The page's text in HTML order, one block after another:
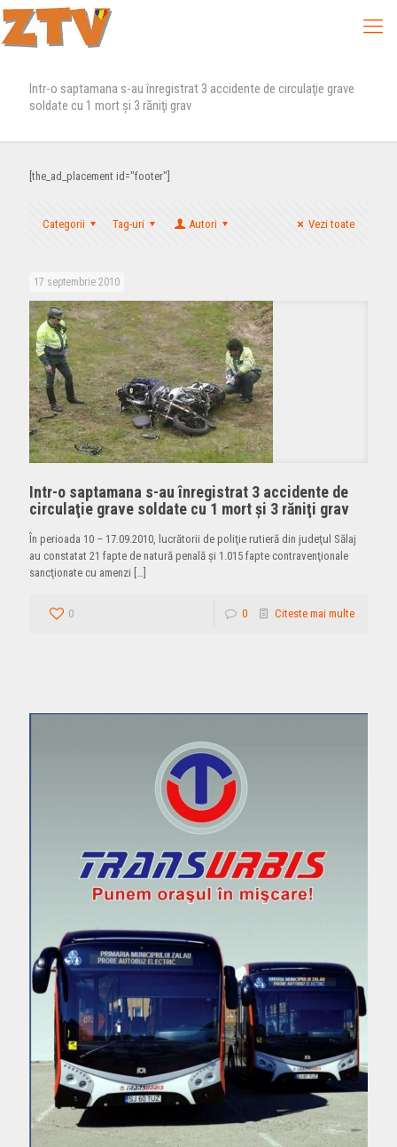
Intr-o saptamana s-au înregistrat 3 accidente de circulaţie grave
soldate cu 1 mort şi 3 răniţi grav
[the_ad_placement id="footer"]
Categorii Tag-uri Autori Vezi toate
17 septembrie 2010
Intr-o saptamana s-au înregistrat 3 accidente de
circulaţie grave soldate cu 1 mort şi 3 răniţi grav
În perioada 10 – 17.09.2010, lucrătorii de poliţie rutieră din judeţul Sălaj
au constatat 21 fapte de natură penală şi 1.015 fapte contravenţionale
sancţionate cu amenzi […]
0 0 Citeste mai multe